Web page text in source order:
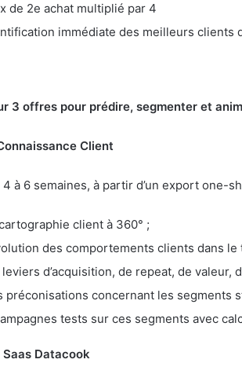
de 2e achat multiplié par 4
immédiate des meilleurs clients
3 offres pour prédire, segmenter et
Client
4 à 6 semaines, à partir d’un export one-
client à 360° ;
des comportements clients dans le
leviers d’acquisition, de repeat, de valeur,
préconisations concernant les segments
tests sur ces segments avec
Saas Datacook